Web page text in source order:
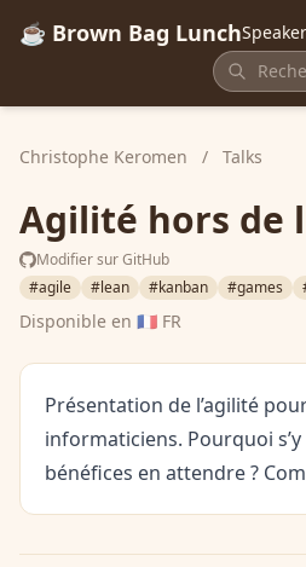
☕ Brown Bag Lunch
Christophe Keromen / Talks
Agilité hors de
Modifier sur GitHub
#agile
#lean #kanban #games
Disponible en 🇫🇷 FR
Présentation de l’agilité
informaticiens. Pourquoi
bénéfices en attendre ?